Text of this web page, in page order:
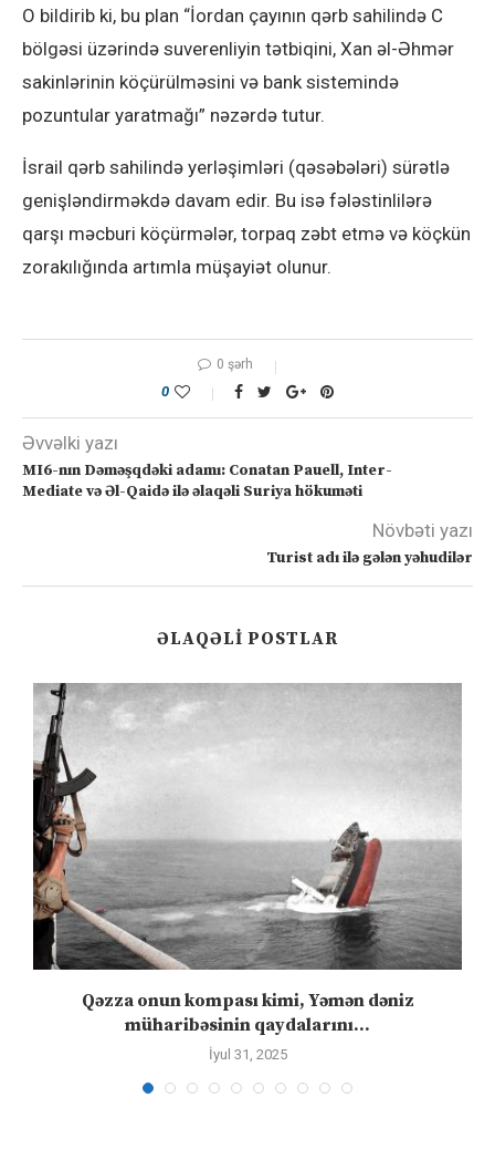
O bildirib ki, bu plan “İordan çayının qərb sahilində C
bölgəsi üzərində suverenliyin tətbiqini, Xan əl-Əhmər
sakinlərinin köçürülməsini və bank sistemində
pozuntular yaratmağı” nəzərdə tutur.
İsrail qərb sahilində yerləşimləri (qəsəbələri) sürətlə
genişləndirməkdə davam edir. Bu isə fələstinlilərə
qarşı məcburi köçürmələr, torpaq zəbt etmə və köçkün
zorakılığında artımla müşayiət olunur.
0 şərh
0
Əvvəlki yazı
MI6-nın Dəməşqdəki adamı: Conatan Pauell, Inter-
Mediate və Əl-Qaidə ilə əlaqəli Suriya hökuməti
Növbəti yazı
Turist adı ilə gələn yəhudilər
ƏLAQƏLI POSTLAR
Qəzza onun kompası kimi, Yəmən dəniz
müharibəsinin qaydalarını...
İyul 31, 2025